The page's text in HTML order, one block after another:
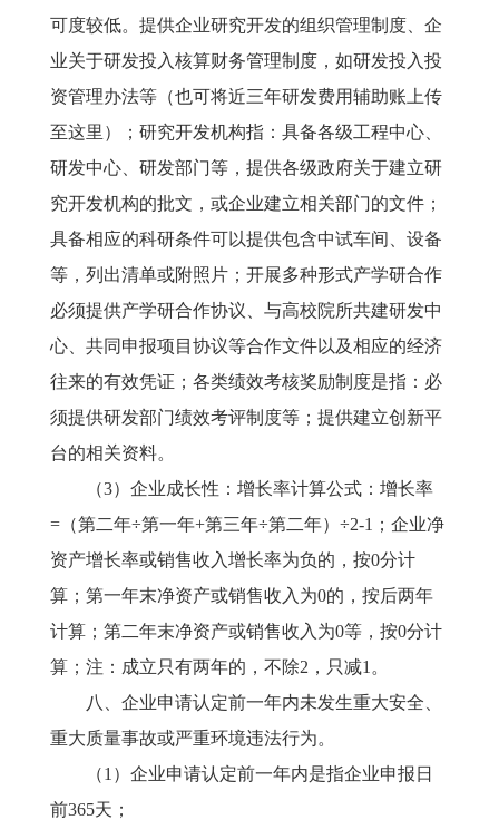
可度较低。提供企业研究开发的组织管理制度、企
业关于研发投入核算财务管理制度，如研发投入投
资管理办法等（也可将近三年研发费用辅助账上传
至这里）；研究开发机构指：具备各级工程中心、
研发中心、研发部门等，提供各级政府关于建立研
究开发机构的批文，或企业建立相关部门的文件；
具备相应的科研条件可以提供包含中试车间、设备
等，列出清单或附照片；开展多种形式产学研合作
必须提供产学研合作协议、与高校院所共建研发中
心、共同申报项目协议等合作文件以及相应的经济
往来的有效凭证；各类绩效考核奖励制度是指：必
须提供研发部门绩效考评制度等；提供建立创新平
台的相关资料。
（3）企业成长性：增长率计算公式：增长率
=（第二年÷第一年+第三年÷第二年）÷2-1；企业净
资产增长率或销售收入增长率为负的，按0分计
算；第一年末净资产或销售收入为0的，按后两年
计算；第二年末净资产或销售收入为0等，按0分计
算；注：成立只有两年的，不除2，只减1。
八、企业申请认定前一年内未发生重大安全、
重大质量事故或严重环境违法行为。
（1）企业申请认定前一年内是指企业申报日
前365天；